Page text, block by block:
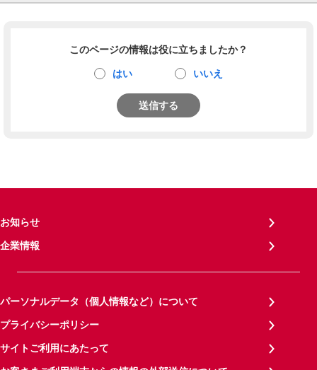
このページの情報は役に立ちましたか？
はい いいえ
送信する
お知らせ
企業情報
パーソナルデータ（個人情報など）について
プライバシーポリシー
サイトご利用にあたって